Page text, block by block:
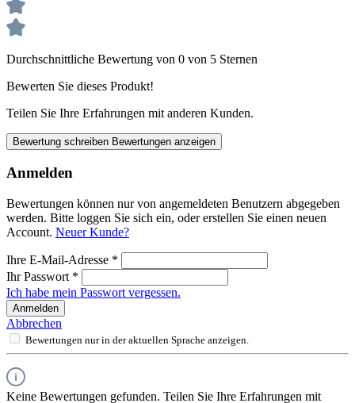
Durchschnittliche Bewertung von 0 von 5 Sternen
Bewerten Sie dieses Produkt!
Teilen Sie Ihre Erfahrungen mit anderen Kunden.
Bewertung schreiben Bewertungen anzeigen
Anmelden
Bewertungen können nur von angemeldeten Benutzern abgegeben
werden. Bitte loggen Sie sich ein, oder erstellen Sie einen neuen
Account. Neuer Kunde?
Ihre E-Mail-Adresse *
Ihr Passwort *
Ich habe mein Passwort vergessen.
Anmelden
Abbrechen
Bewertungen nur in der aktuellen Sprache anzeigen.
Keine Bewertungen gefunden. Teilen Sie Ihre Erfahrungen mit